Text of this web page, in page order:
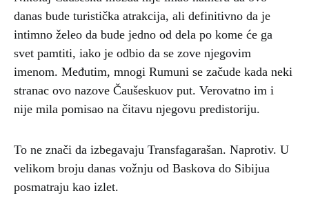
danas bude turistička atrakcija, ali definitivno da je
intimno želeo da bude jedno od dela po kome će ga
svet pamtiti, iako je odbio da se zove njegovim
imenom. Međutim, mnogi Rumuni se začude kada neki
stranac ovo nazove Čaušeskuov put. Verovatno im i
nije mila pomisao na čitavu njegovu predistoriju.
To ne znači da izbegavaju Transfagarašan. Naprotiv. U
velikom broju danas vožnju od Baskova do Sibijua
posmatraju kao izlet.